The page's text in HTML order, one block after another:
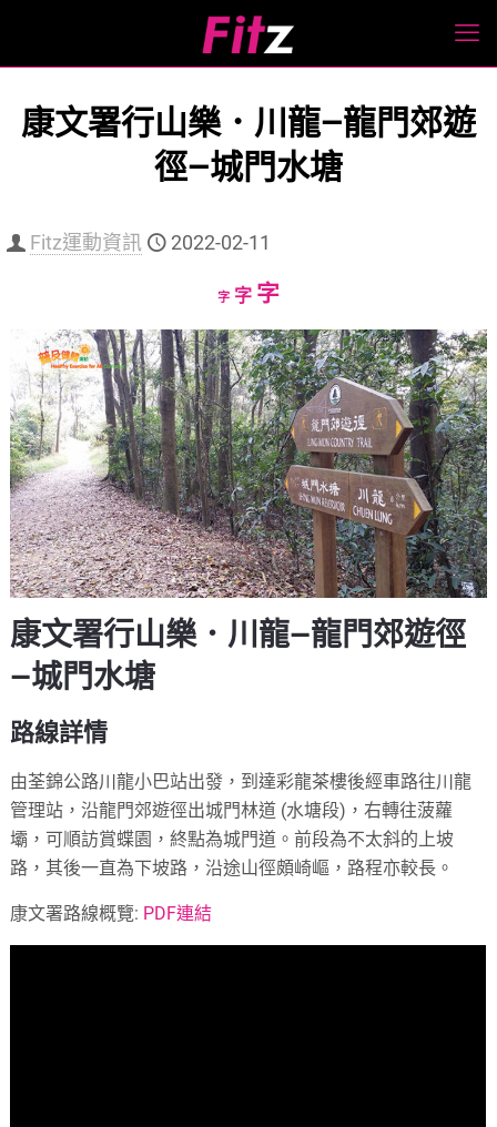
康文署行山樂．川龍—龍門郊遊
徑—城門水塘
Fitz運動資訊 2022-02-11
字Decrease
size.
字Reset
size.
字Increase
size.
康文署行山樂．川龍—龍門郊遊徑
—城門水塘
路線詳情
由荃錦公路川龍小巴站出發，到達彩龍茶樓後經車路往川龍
管理站，沿龍門郊遊徑出城門林道 (水塘段)，右轉往菠蘿
壩，可順訪賞蝶園，終點為城門道。前段為不太斜的上坡
路，其後一直為下坡路，沿途山徑頗崎嶇，路程亦較長。
康文署路線概覽: PDF連結